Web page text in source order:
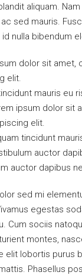
aliquam.
sed mauris.
nulla bibendum
dolor sit amet,
elit.
mauris eu
ipsum dolor sit
elit.
tincidunt
auctor
auctor dapibus
sed mi
egestas
Cum sociis
montes,
elit lobortis purus
Phasellus